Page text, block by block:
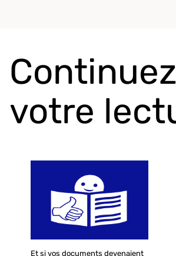
Continuez
votre
Et si vos documents devenaient